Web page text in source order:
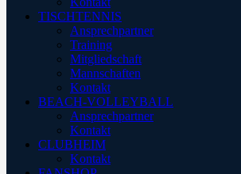
TISCHTENNIS
Ansprechpartner
Training
Mitgliedschaft
Mannschaften
Kontakt
BEACH-VOLLEYBALL
Ansprechpartner
Kontakt
CLUBHEIM
Kontakt